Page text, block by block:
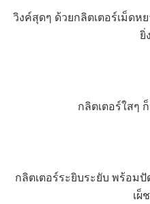
วิงค์สุดๆ ด้วยกลิตเตอร์เม็ดห
ยิ่
กลิตเตอร์ใสๆ
กลิตเตอร์ระยิบระยับ พร้อม
เผ็